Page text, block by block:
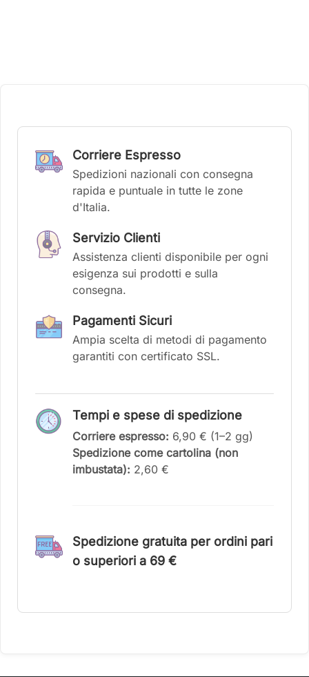
Corriere Espresso
Spedizioni nazionali con consegna
rapida e puntuale in tutte le zone
d'Italia.
Servizio Clienti
Assistenza clienti disponibile per ogni
esigenza sui prodotti e sulla
consegna.
Pagamenti Sicuri
Ampia scelta di metodi di pagamento
garantiti con certificato SSL.
Tempi e spese di spedizione
Corriere espresso: 6,90 € (1–2 gg)
Spedizione come cartolina (non
imbustata): 2,60 €
Spedizione gratuita per ordini pari
o superiori a 69 €